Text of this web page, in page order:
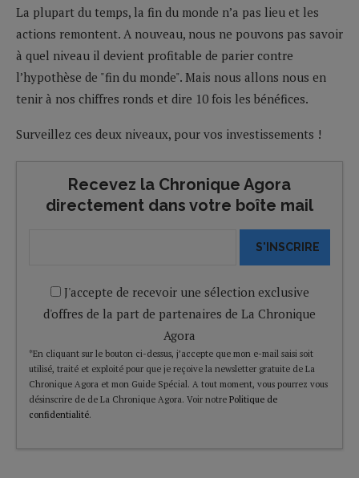
La plupart du temps, la fin du monde n’a pas lieu et les
actions remontent. A nouveau, nous ne pouvons pas savoir
à quel niveau il devient profitable de parier contre
l’hypothèse de "fin du monde". Mais nous allons nous en
tenir à nos chiffres ronds et dire 10 fois les bénéfices.
Surveillez ces deux niveaux, pour vos investissements !
Recevez la Chronique Agora
directement dans votre boîte mail
S'INSCRIRE
J'accepte de recevoir une sélection exclusive
d'offres de la part de partenaires de La Chronique
Agora
*En cliquant sur le bouton ci-dessus, j’accepte que mon e-mail saisi soit
utilisé, traité et exploité pour que je reçoive la newsletter gratuite de La
Chronique Agora et mon Guide Spécial. A tout moment, vous pourrez vous
désinscrire de de La Chronique Agora. Voir notre Politique de
confidentialité.